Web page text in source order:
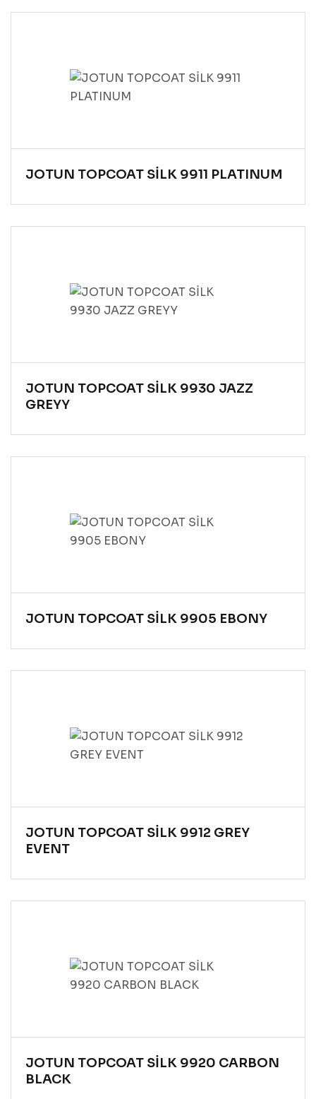
JOTUN TOPCOAT SİLK 9911 PLATINUM
JOTUN TOPCOAT SİLK 9930 JAZZ
GREYY
JOTUN TOPCOAT SİLK 9905 EBONY
JOTUN TOPCOAT SİLK 9912 GREY
EVENT
JOTUN TOPCOAT SİLK 9920 CARBON
BLACK